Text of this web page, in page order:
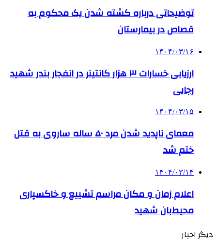
توضیحاتی درباره کشته شدن یک محکوم به
قصاص در بیمارستان
۱۴۰۴/۰۳/۱۶
ارزیابی خسارات ۳ هزار کانتینر در انفجار بندر شهید
رجایی
۱۴۰۴/۰۳/۱۵
معمای ناپدید شدن مرد ۵۰ ساله ساروی به قتل
ختم شد
۱۴۰۴/۰۳/۱۴
اعلام زمان و مکان مراسم تشییع و خاکسپاری
محیط‌بان شهید
دیگر اخبار